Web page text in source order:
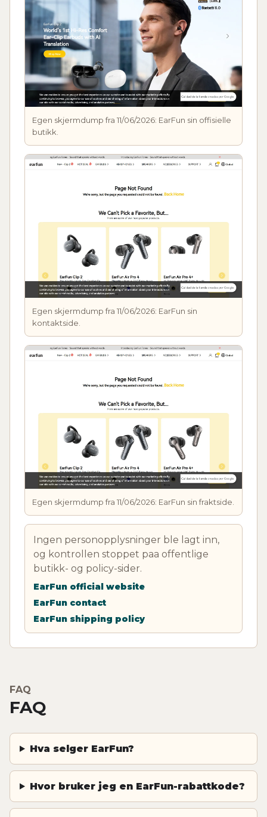
Egen skjermdump fra 11/06/2026: EarFun sin offisielle
butikk.
Egen skjermdump fra 11/06/2026: EarFun sin
kontaktside.
Egen skjermdump fra 11/06/2026: EarFun sin fraktside.
Ingen personopplysninger ble lagt inn,
og kontrollen stoppet paa offentlige
butikk- og policy-sider.
EarFun official website
EarFun contact
EarFun shipping policy
FAQ
FAQ
Hva selger EarFun?
Hvor bruker jeg en EarFun-rabattkode?